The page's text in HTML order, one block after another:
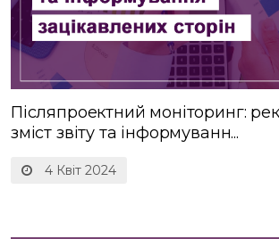
4 Квіт 2024
Післяпроектний моніторинг:
зміст звіту та інформуванн...